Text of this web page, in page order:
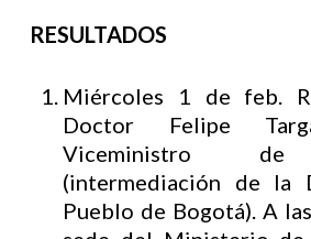
RESULTADOS
Miércoles 1 de feb.
Doctor Felipe
Viceministro de
(intermediación de la
Pueblo de Bogotá). A